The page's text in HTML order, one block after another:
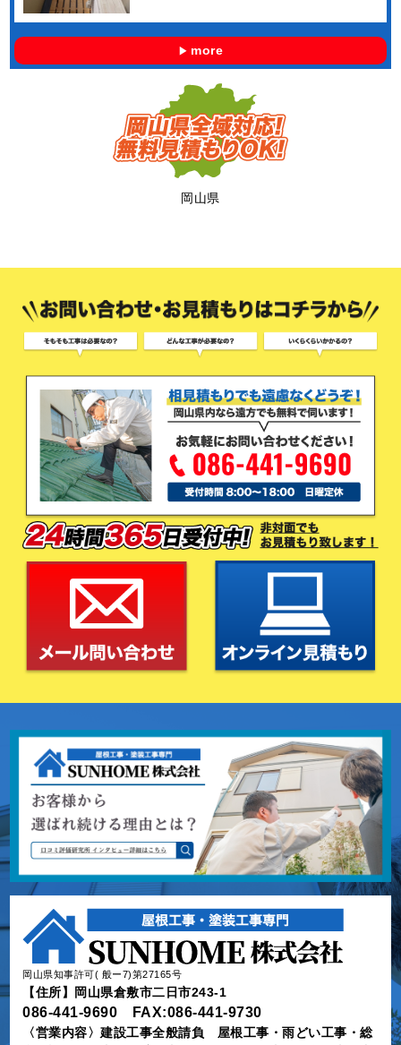
more
岡山県
岡山県知事許可( 般ー7)第27165号
【住所】岡山県倉敷市二日市243-1
086-441-9690 FAX:086-441-9730
〈営業内容〉建設工事全般請負 屋根工事・雨どい工事・総